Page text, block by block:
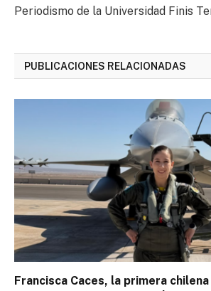
Periodismo de la Universidad Finis
PUBLICACIONES RELACIONADAS
Francisca Caces, la primera